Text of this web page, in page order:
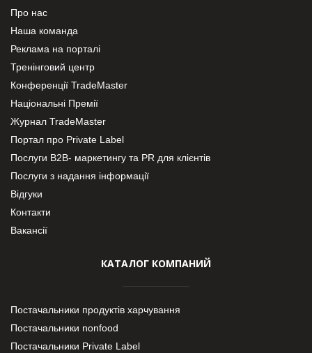
Про нас
Наша команда
Реклама на порталі
Тренінговий центр
Конференції TradeMaster
Національні Премії
Журнал TradeMaster
Портал про Private Label
Послуги В2В- маркетингу та PR для клієнтів
Послуги з надання інформації
Відгуки
Контакти
Вакансії
КАТАЛОГ КОМПАНИЙ
Постачальники продуктів харчування
Постачальники nonfood
Постачальники Private Label